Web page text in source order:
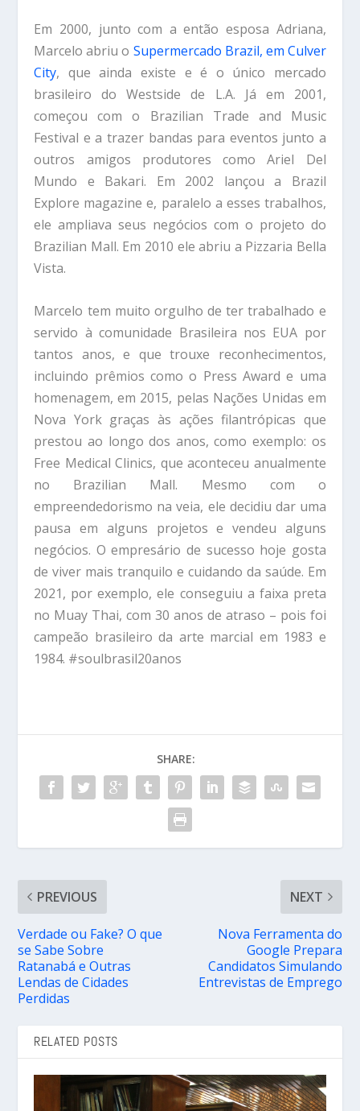
Em 2000, junto com a então esposa Adriana,
Marcelo abriu o Supermercado Brazil, em Culver
City, que ainda existe e é o único mercado
brasileiro do Westside de L.A. Já em 2001,
começou com o Brazilian Trade and Music
Festival e a trazer bandas para eventos junto a
outros amigos produtores como Ariel Del
Mundo e Bakari. Em 2002 lançou a Brazil
Explore magazine e, paralelo a esses trabalhos,
ele ampliava seus negócios com o projeto do
Brazilian Mall. Em 2010 ele abriu a Pizzaria Bella
Vista.
Marcelo tem muito orgulho de ter trabalhado e
servido à comunidade Brasileira nos EUA por
tantos anos, e que trouxe reconhecimentos,
incluindo prêmios como o Press Award e uma
homenagem, em 2015, pelas Nações Unidas em
Nova York graças às ações filantrópicas que
prestou ao longo dos anos, como exemplo: os
Free Medical Clinics, que aconteceu anualmente
no Brazilian Mall. Mesmo com o
empreendedorismo na veia, ele decidiu dar uma
pausa em alguns projetos e vendeu alguns
negócios. O empresário de sucesso hoje gosta
de viver mais tranquilo e cuidando da saúde. Em
2021, por exemplo, ele conseguiu a faixa preta
no Muay Thai, com 30 anos de atraso – pois foi
campeão brasileiro da arte marcial em 1983 e
1984. #soulbrasil20anos
SHARE:
PREVIOUS
Verdade ou Fake? O que
se Sabe Sobre
Ratanabá e Outras
Lendas de Cidades
Perdidas
NEXT
Nova Ferramenta do
Google Prepara
Candidatos Simulando
Entrevistas de Emprego
RELATED POSTS